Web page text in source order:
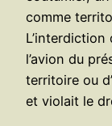
comme
l’avion du
territoire ou
et violait le